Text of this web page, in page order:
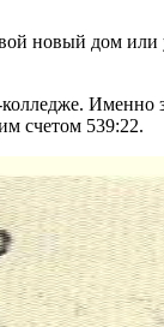
новый дом
Именно
счетом 539:22.